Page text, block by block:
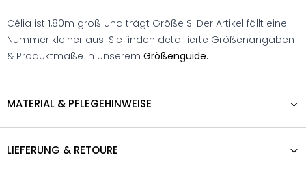
Célia ist 1,80m groß und trägt Größe S. Der Artikel fällt eine
Nummer kleiner aus. Sie finden detaillierte Größenangaben
& Produktmaße in unserem Größenguide.
MATERIAL & PFLEGEHINWEISE
LIEFERUNG & RETOURE